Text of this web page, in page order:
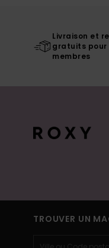
Livraison et
gratuits pour
membres
TROUVER UN